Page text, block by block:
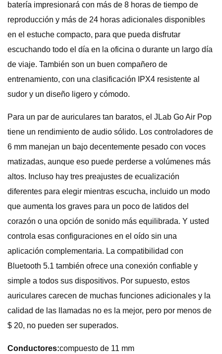
batería impresionará con más de 8 horas de tiempo de
reproducción y más de 24 horas adicionales disponibles
en el estuche compacto, para que pueda disfrutar
escuchando todo el día en la oficina o durante un largo día
de viaje. También son un buen compañero de
entrenamiento, con una clasificación IPX4 resistente al
sudor y un diseño ligero y cómodo.
Para un par de auriculares tan baratos, el JLab Go Air Pop
tiene un rendimiento de audio sólido. Los controladores de
6 mm manejan un bajo decentemente pesado con voces
matizadas, aunque eso puede perderse a volúmenes más
altos. Incluso hay tres preajustes de ecualización
diferentes para elegir mientras escucha, incluido un modo
que aumenta los graves para un poco de latidos del
corazón o una opción de sonido más equilibrada. Y usted
controla esas configuraciones en el oído sin una
aplicación complementaria. La compatibilidad con
Bluetooth 5.1 también ofrece una conexión confiable y
simple a todos sus dispositivos. Por supuesto, estos
auriculares carecen de muchas funciones adicionales y la
calidad de las llamadas no es la mejor, pero por menos de
$ 20, no pueden ser superados.
Conductores:compuesto de 11 mm